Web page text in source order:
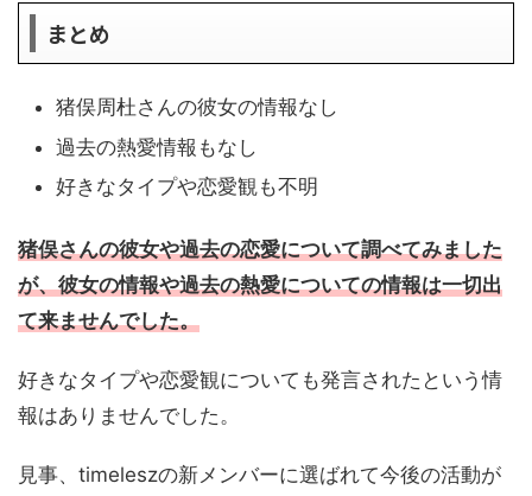
まとめ
猪俣周杜さんの彼女の情報なし
過去の熱愛情報もなし
好きなタイプや恋愛観も不明
猪俣さんの彼女や過去の恋愛について調べてみました
が、彼女の情報や過去の熱愛についての情報は一切出
て来ませんでした。
好きなタイプや恋愛観についても発言されたという情
報はありませんでした。
見事、timeleszの新メンバーに選ばれて今後の活動が